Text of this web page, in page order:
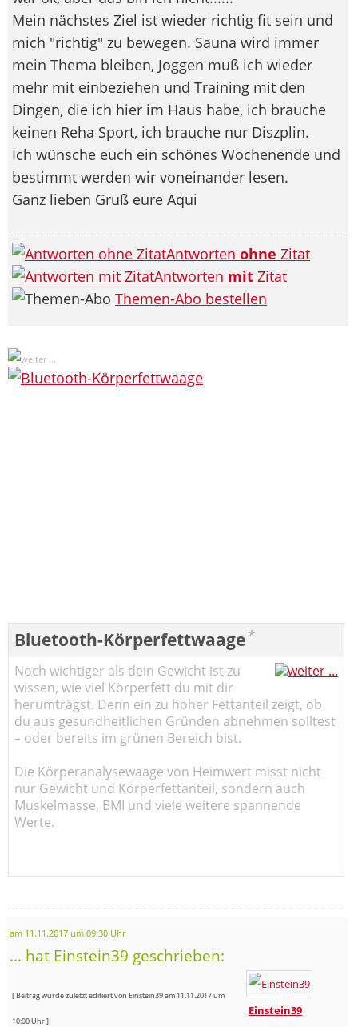
Mein nächstes Ziel ist wieder richtig fit sein und
mich "richtig" zu bewegen. Sauna wird immer
mein Thema bleiben, Joggen muß ich wieder
mehr mit einbeziehen und Training mit den
Dingen, die ich hier im Haus habe, ich brauche
keinen Reha Sport, ich brauche nur Diszplin.
Ich wünsche euch ein schönes Wochenende und
bestimmt werden wir voneinander lesen.
Ganz lieben Gruß eure Aqui
Antworten ohne Zitat
Antworten mit Zitat
Themen-Abo bestellen
Bluetooth-Körperfettwaage*
Noch wichtiger als dein Gewicht ist zu
wissen, wie viel Körperfett du mit dir
herumträgst. Denn ein zu hoher Fettanteil zeigt, ob
du aus gesundheitlichen Gründen abnehmen solltest
– oder bereits im grünen Bereich bist.
Die Körperanalysewaage von Heimwert misst nicht
nur Gewicht und Körperfettanteil, sondern auch
Muskelmasse, BMI und viele weitere spannende
Werte.
am 11.11.2017 um 09:30 Uhr
... hat Einstein39 geschrieben:
Einstein39
[ Beitrag wurde zuletzt editiert von Einstein39 am 11.11.2017 um
10:00 Uhr ]